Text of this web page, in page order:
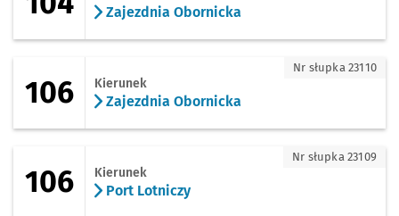
Zajezdnia Obornicka
106 - kierunek Zajezdnia Obornicka
106 Kierunek
Zajezdnia Obornicka
Nr słupka 23110
106 Kierunek
Port Lotniczy
Nr słupka 23109